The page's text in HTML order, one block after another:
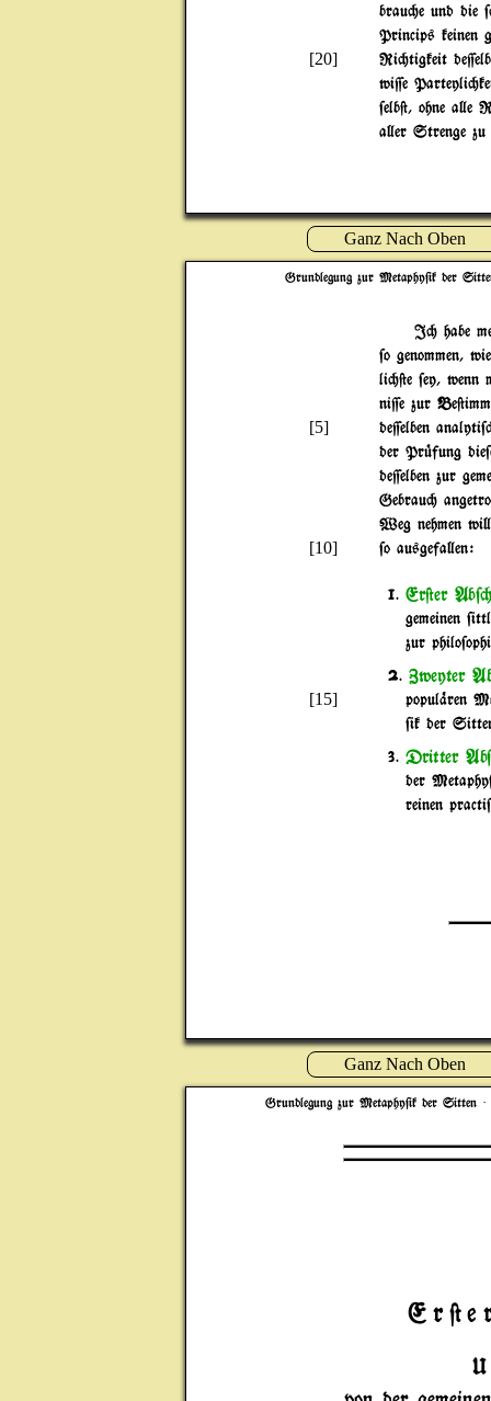
brau"e und die
Princips keinen
[20]
Ri"tigkeit
wi=e
$elb@, ohne
a}er Strenge zu
Ganz Nach Oben
Grundlegung zur Metaphy$ik der
I" habe
$o genommen,
li"@e $ey, wenn
ni=e zur
[5]
de=elben
der Pr|fung
de=elben zur
Gebrau"
Weg nehmen
[10] $o ausgefa}en:
1. Er@er
gemeinen
zur
2. Zweyter
[15]
popul%ren
$ik der
3. Dritter
der
reinen
Ganz Nach Oben
Grundlegung zur Metaphy$ik der Sitten·